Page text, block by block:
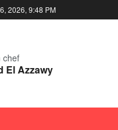
2026, 9:48 PM
chef
El Azzawy